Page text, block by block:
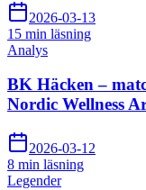
2026-03-13
15 min läsning
Analys
BK Häcken –
Nordic Wellness
2026-03-12
8 min läsning
Legender